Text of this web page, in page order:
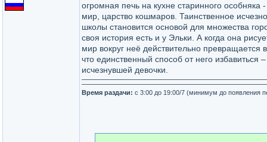
огромная печь на кухне старинного
мир, царство кошмаров. Таинственное
школы становится основой для множества
своя история есть и у Эльки. А когда она
мир вокруг неё действительно превращается
что единственный способ от него избавиться
исчезнувшей девочки.
Время раздачи: с 3:00 до 19:00/7 (минимум до появления